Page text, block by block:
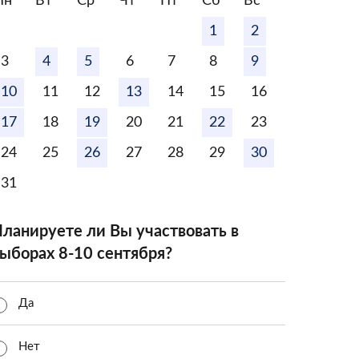
1 2
3 4 5 6 7 8 9
10 11 12 13 14 15 16
17 18 19 20 21 22 23
24 25 26 27 28 29 30
31
ли Вы участвовать в
8-10 сентября?
Да
Нет